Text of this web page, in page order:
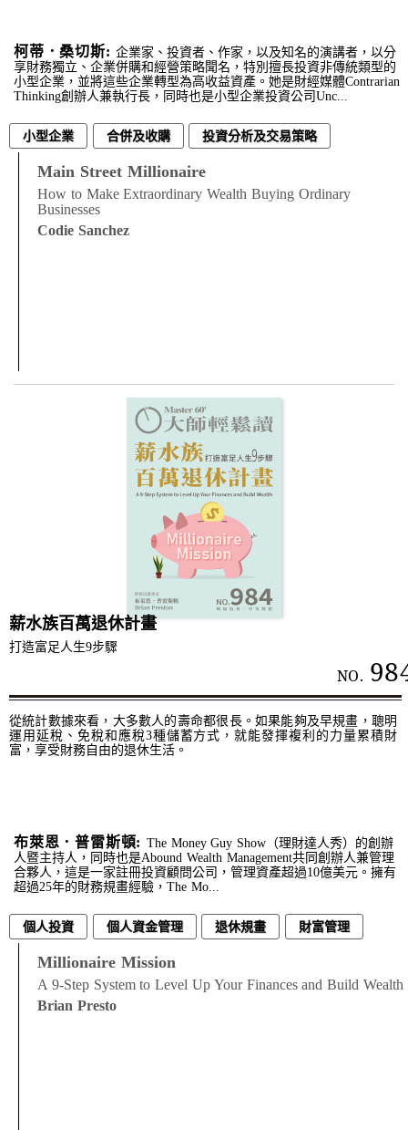
柯蒂．桑切斯: 企業家、投資者、作家，以及知名的演講者，以分
享財務獨立、企業併購和經營策略聞名，特別擅長投資非傳統類型的
小型企業，並將這些企業轉型為高收益資產。她是財經媒體Contrarian
Thinking創辦人兼執行長，同時也是小型企業投資公司Unc...
小型企業 合併及收購 投資分析及交易策略
Main Street Millionaire
How to Make Extraordinary Wealth Buying Ordinary
Businesses
Codie Sanchez
薪水族百萬退休計畫
打造富足人生9步驟
NO.
從統計數據來看，大多數人的壽命都很長。如果能夠及早規畫，聰明
運用延稅、免稅和應稅3種儲蓄方式，就能發揮複利的力量累積財
富，享受財務自由的退休生活。
布萊恩．普雷斯頓: The Money Guy Show（理財達人秀）的創辦
人暨主持人，同時也是Abound Wealth Management共同創辦人兼管理
合夥人，這是一家註冊投資顧問公司，管理資產超過10億美元。擁有
超過25年的財務規畫經驗，The Mo...
個人投資 個人資金管理 退休規畫 財富管理
Millionaire Mission
A 9-Step System to Level Up Your Finances and Build Wealth
Brian Presto